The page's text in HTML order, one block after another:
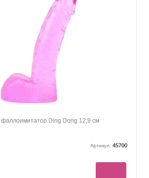
фаллоимитатор Ding Dong 12,9 см
Артикул: 45700